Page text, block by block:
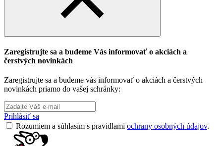
Zaregistrujte sa a budeme Vás informovať o akciách a
čerstvých novinkách
Zaregistrujte sa a budeme vás informovať o akciách a čerstvých
novinkách priamo do vašej schránky:
Prihlásiť sa
Rozumiem a súhlasím s pravidlami ochrany osobných údajov.